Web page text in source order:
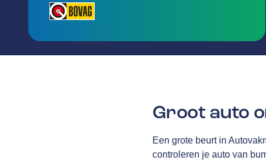
Groot auto
Een grote beurt in
controleren je auto van